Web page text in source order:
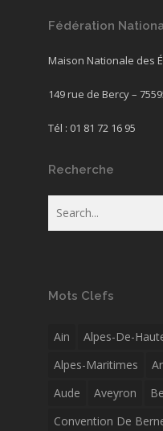
Fédération
Maison Nationale des
149 rue de Bercy –
Tél : 01 81 72 16 95
Recherche
Mots Clefs
Ain
Alpes-De-
Alpes-Maritimes
Aude
Aveyron
Convention De